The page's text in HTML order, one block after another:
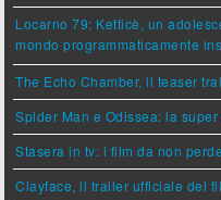
Locarno 79: Ketticè, un
mondo programmaticamente
The Echo Chamber, il teaser
Spider Man e Odissea: la
Stasera in tv: i film da non
Clayface, il trailer ufficiale del